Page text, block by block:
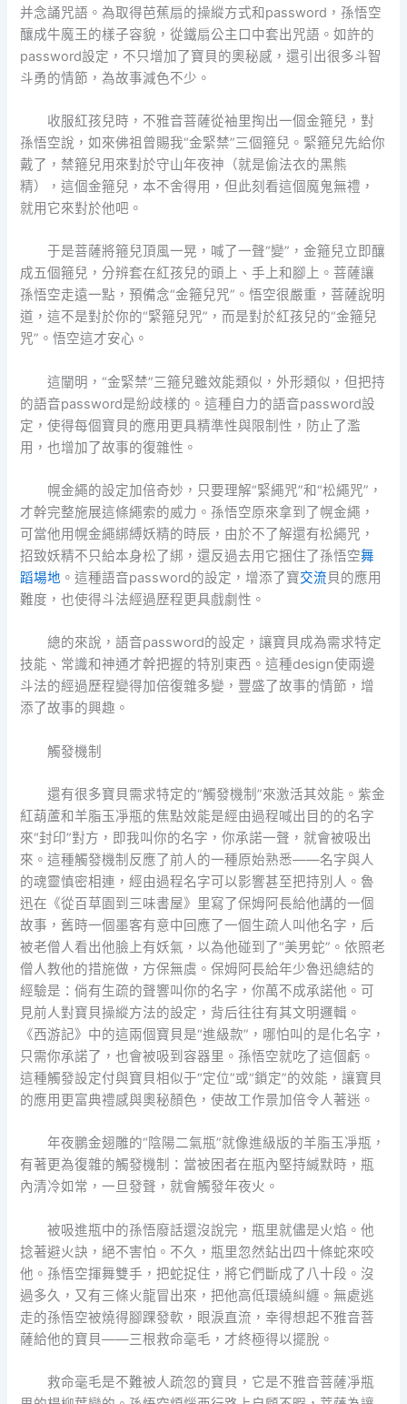
并念誦咒語。為取得芭蕉扇的操縱方式和password，孫悟空
釀成牛魔王的樣子容貌，從鐵扇公主口中套出咒語。如許的
password設定，不只增加了寶貝的奧秘感，還引出很多斗智
斗勇的情節，為故事減色不少。
收服紅孩兒時，不雅音菩薩從袖里掏出一個金箍兒，對
孫悟空說，如來佛祖曾賜我“金緊禁”三個箍兒。緊箍兒先給你
戴了，禁箍兒用來對於守山年夜神（就是偷法衣的黑熊
精），這個金箍兒，本不舍得用，但此刻看這個魔鬼無禮，
就用它來對於他吧。
于是菩薩將箍兒頂風一晃，喊了一聲“變”，金箍兒立即釀
成五個箍兒，分辨套在紅孩兒的頭上、手上和腳上。菩薩讓
孫悟空走遠一點，預備念“金箍兒咒”。悟空很嚴重，菩薩說明
道，這不是對於你的“緊箍兒咒”，而是對於紅孩兒的“金箍兒
咒”。悟空這才安心。
這闡明，“金緊禁”三箍兒雖效能類似，外形類似，但把持
的語音password是紛歧樣的。這種自力的語音password設
定，使得每個寶貝的應用更具精準性與限制性，防止了濫
用，也增加了故事的復雜性。
幌金繩的設定加倍奇妙，只要理解“緊繩咒”和“松繩咒”，
才幹完整施展這條繩索的威力。孫悟空原來拿到了幌金繩，
可當他用幌金繩綁縛妖精的時辰，由於不了解還有松繩咒，
招致妖精不只給本身松了綁，還反過去用它捆住了孫悟空舞
蹈場地 。這種語音password的設定，增添了寶交流貝的應用
難度，也使得斗法經過歷程更具戲劇性。
總的來說，語音password的設定，讓寶貝成為需求特定
技能、常識和神通才幹把握的特別東西。這種design使兩邊
斗法的經過歷程變得加倍復雜多變，豐盛了故事的情節，增
添了故事的興趣。
觸發機制
還有很多寶貝需求特定的“觸發機制”來激活其效能。紫金
紅葫蘆和羊脂玉凈瓶的焦點效能是經由過程喊出目的的名字
來“封印”對方，即我叫你的名字，你承諾一聲，就會被吸出
來。這種觸發機制反應了前人的一種原始熟悉——名字與人
的魂靈慎密相連，經由過程名字可以影響甚至把持別人。魯
迅在《從百草園到三味書屋》里寫了保姆阿長給他講的一個
故事，舊時一個墨客有意中回應了一個生疏人叫他名字，后
被老僧人看出他臉上有妖氣，以為他碰到了“美男蛇”。依照老
僧人教他的措施做，方保無虞。保姆阿長給年少魯迅總結的
經驗是：倘有生疏的聲響叫你的名字，你萬不成承諾他。可
見前人對寶貝操縱方法的設定，背后往往有其文明邏輯。
《西游記》中的這兩個寶貝是“進級款”，哪怕叫的是化名字，
只需你承諾了，也會被吸到容器里。孫悟空就吃了這個虧。
這種觸發設定付與寶貝相似于“定位”或“鎖定”的效能，讓寶貝
的應用更富典禮感與奧秘顏色，使故工作景加倍令人著迷。
年夜鵬金翅雕的“陰陽二氣瓶”就像進級版的羊脂玉凈瓶，
有著更為復雜的觸發機制：當被困者在瓶內堅持緘默時，瓶
內清冷如常，一旦發聲，就會觸發年夜火。
被吸進瓶中的孫悟廢話還沒說完，瓶里就儘是火焰。他
捻著避火訣，絕不害怕。不久，瓶里忽然鉆出四十條蛇來咬
他。孫悟空揮舞雙手，把蛇捉住，將它們斷成了八十段。沒
過多久，又有三條火龍冒出來，把他高低環繞糾纏。無處逃
走的孫悟空被燒得腳踝發軟，眼淚直流，幸得想起不雅音菩
薩給他的寶貝——三根救命毫毛，才終極得以擺脫。
救命毫毛是不難被人疏忽的寶貝，它是不雅音菩薩凈瓶